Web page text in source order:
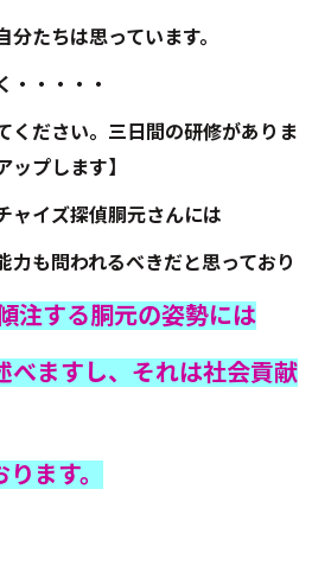
たちは思っています。
・・・・・
ください。三日間の研修がありま
ップします】
ャイズ探偵胴元さんには
力も問われるべきだと思っており
注する胴元の姿勢には
べますし、それは社会貢献
ます。